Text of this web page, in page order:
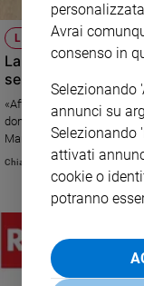
LA PREGHIERA
La priora di Santa
sempre mani pronte
«Affido a Santa Rita tutte
doni loro la vera forza,
Maria Rosa Bernardinis,
in occasione del 25
Chiara Pelizzoni
Avrai
consenso in
Selezionando
annunci su
Selezionando
attivati
cookie o
potranno